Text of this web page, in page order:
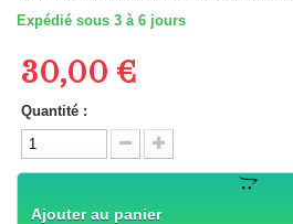
Expédié sous 3 à 6 jours
30,00 €
Quantité :
Ajouter au panier